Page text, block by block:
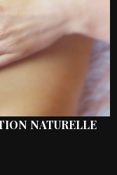
NATURELLE